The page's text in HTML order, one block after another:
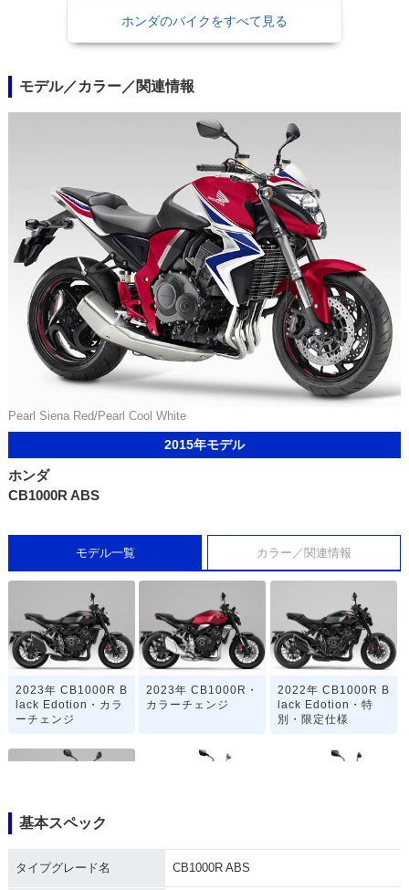
ホンダのバイクをすべて見る
モデル／カラー／関連情報
Pearl Siena Red/Pearl Cool White
2015年モデル
ホンダ
CB1000R ABS
モデル一覧 カラー／関連情報
2023年 CB1000R B
lack Edotion・カラ
ーチェンジ
2023年 CB1000R・
カラーチェンジ
2022年 CB1000R B
lack Edotion・特
別・限定仕様
マイナーチェンジ
lack Edotion・特
基本スペック
タイプグレード名 CB1000R ABS